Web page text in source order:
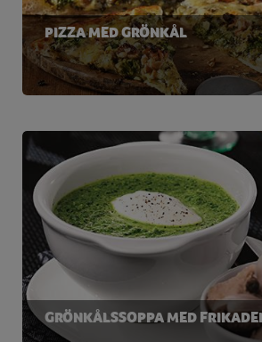
PIZZA MED GRÖNKÅL
GRÖNKÅLSSOPPA MED